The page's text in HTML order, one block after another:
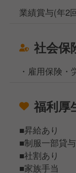
業績賞与(年2
社会保
・雇用保険
福利厚
■昇給あり
■制服一部貸与
■社割あり
■家族手当